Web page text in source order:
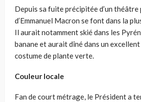
Depuis sa fuite précipitée d’un
d’Emmanuel Macron se font dans la
Il aurait notamment skié dans les
banane et aurait dîné dans un
costume de plante verte.
Couleur locale
Fan de court métrage, le Président a